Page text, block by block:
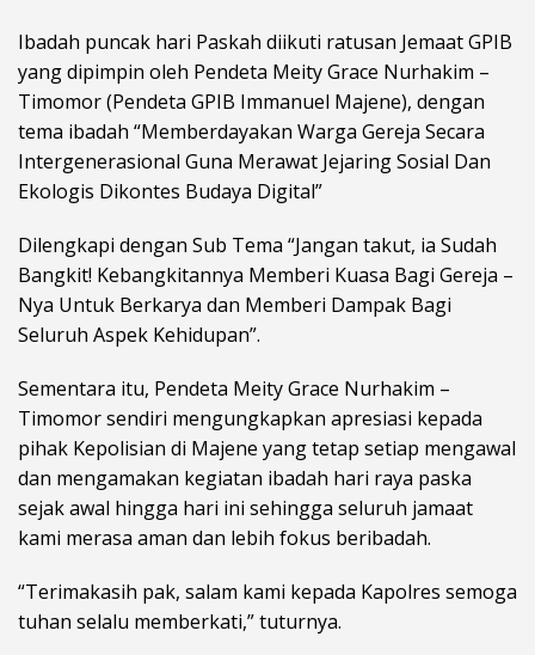
Ibadah puncak hari Paskah diikuti ratusan Jemaat GPIB
yang dipimpin oleh Pendeta Meity Grace Nurhakim –
Timomor (Pendeta GPIB Immanuel Majene), dengan
tema ibadah “Memberdayakan Warga Gereja Secara
Intergenerasional Guna Merawat Jejaring Sosial Dan
Ekologis Dikontes Budaya Digital”
Dilengkapi dengan Sub Tema “Jangan takut, ia Sudah
Bangkit! Kebangkitannya Memberi Kuasa Bagi Gereja –
Nya Untuk Berkarya dan Memberi Dampak Bagi
Seluruh Aspek Kehidupan”.
Sementara itu, Pendeta Meity Grace Nurhakim –
Timomor sendiri mengungkapkan apresiasi kepada
pihak Kepolisian di Majene yang tetap setiap mengawal
dan mengamakan kegiatan ibadah hari raya paska
sejak awal hingga hari ini sehingga seluruh jamaat
kami merasa aman dan lebih fokus beribadah.
“Terimakasih pak, salam kami kepada Kapolres semoga
tuhan selalu memberkati,” tuturnya.